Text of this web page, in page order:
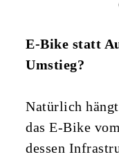
E-Bike statt
Umstieg?
Natürlich
das E-Bike
dessen